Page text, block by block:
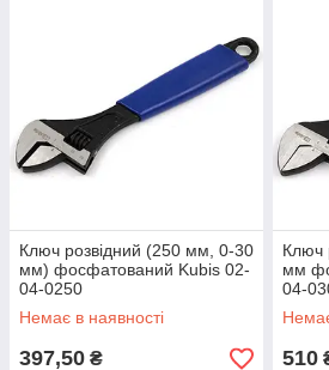
Ключ розвідний (250 мм, 0-30
мм) фосфатований Kubis 02-
04-0250
Немає в наявності
397,50 ₴
Ключ
мм
04-
510